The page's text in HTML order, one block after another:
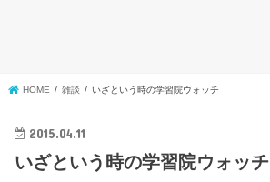
HOME 雑談 いざという時の学習院ウォッチ
2015.04.11
いざという時の学習院ウォッチ